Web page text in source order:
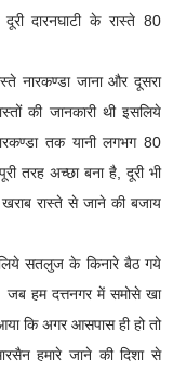
दारनघाटी के रास्ते 80
नारकण्डा जाना और दूसरा
की जानकारी थी इसलिये
तक यानी लगभग 80
तरह अच्छा बना है, दूरी भी
रास्ते से जाने की बजाय
सतलुज के किनारे बैठ गये
हम दत्तनगर में समोसे खा
कि अगर आसपास ही हो तो
हमारे जाने की दिशा से